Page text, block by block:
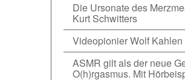
Die Ursonate des
Kurt Schwitters
Videopionier Wolf Kahlen
ASMR gilt als der neue
O(h)rgasmus. Mit